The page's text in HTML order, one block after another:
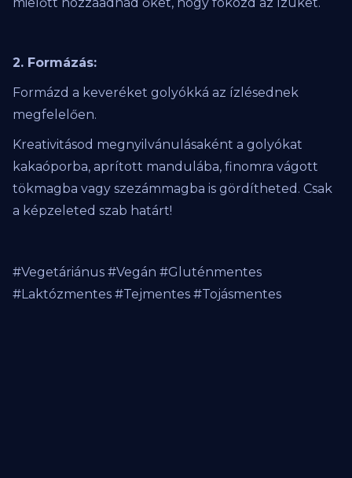
2. Formázás:
Formázd a keveréket golyókká az ízlésednek
megfelelően.
Kreativitásod megnyilvánulásaként a golyókat
kakaóporba, aprított mandulába, finomra vágott
tökmagba vagy szezámmagba is gördítheted. Csak
a képzeleted szab határt!
#Vegetáriánus #Vegán #Gluténmentes
#Laktózmentes #Tejmentes #Tojásmentes